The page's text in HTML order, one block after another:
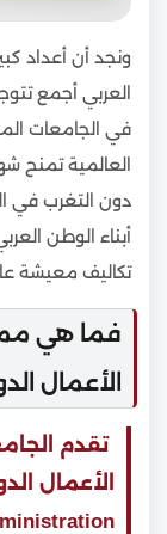
ونجد أن أعداد
العربي أجمع
في الجامعات
العالمية تمنح
دون التغرب في
أبناء الوطن
تكاليف معيشة
فما هي
الأعمال
تقدم